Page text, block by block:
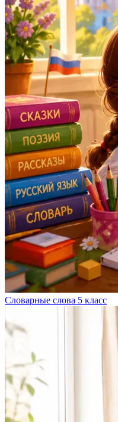
Словарные слова 5 класс